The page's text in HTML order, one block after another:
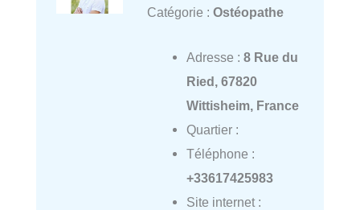
Catégorie : Ostéopathe
Adresse : 8 Rue du
Ried, 67820
Wittisheim, France
Quartier :
Téléphone :
+33617425983
Site internet :